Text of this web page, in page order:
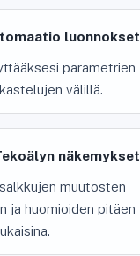
luonnokset
parametrien
välillä.
näkemykset
muutosten
ja huomioiden pitäen